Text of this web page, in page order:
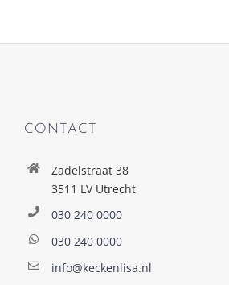
CONTACT
Zadelstraat 38
3511 LV Utrecht
030 240 0000
030 240 0000
info@keckenlisa.nl